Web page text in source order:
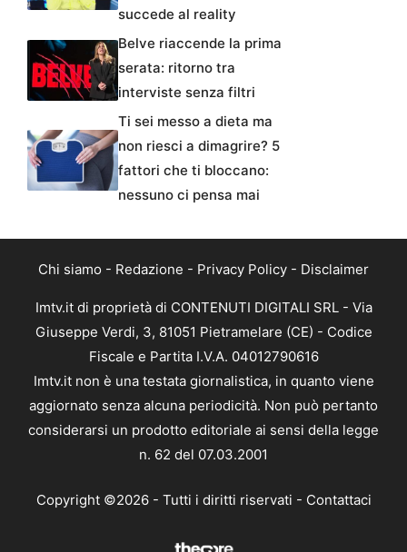
succede al reality
Belve riaccende la prima
serata: ritorno tra
interviste senza filtri
Ti sei messo a dieta ma
non riesci a dimagrire? 5
fattori che ti bloccano:
nessuno ci pensa mai
Chi siamo - Redazione - Privacy Policy - Disclaimer
Imtv.it di proprietà di CONTENUTI DIGITALI SRL - Via
Giuseppe Verdi, 3, 81051 Pietramelare (CE) - Codice
Fiscale e Partita I.V.A. 04012790616
Imtv.it non è una testata giornalistica, in quanto viene
aggiornato senza alcuna periodicità. Non può pertanto
considerarsi un prodotto editoriale ai sensi della legge
n. 62 del 07.03.2001
Copyright ©2026 - Tutti i diritti riservati - Contattaci